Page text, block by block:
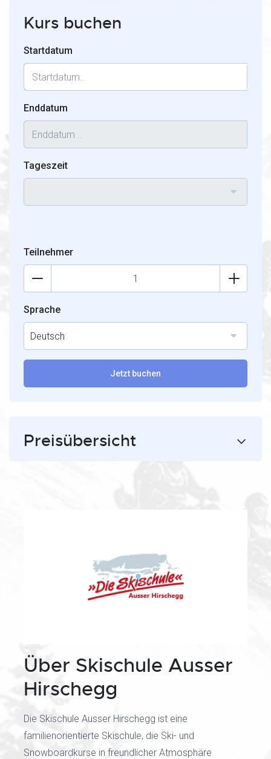
Kurs buchen
Startdatum
Enddatum
Tageszeit
Teilnehmer
Sprache
Deutsch
Jetzt buchen
Preisübersicht
Über Skischule Ausser
Hirschegg
Die Skischule Ausser Hirschegg ist eine
familienorientierte Skischule, die Ski- und
Snowboardkurse in freundlicher Atmosphäre